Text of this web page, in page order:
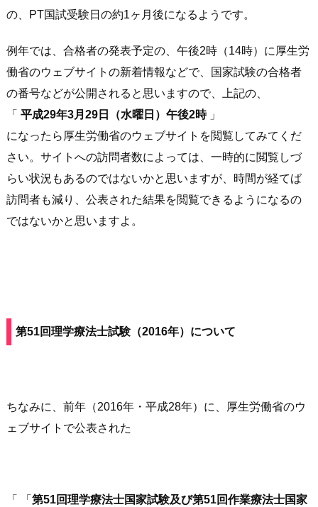
の、PT国試受験日の約1ヶ月後になるようです。
例年では、合格者の発表予定の、午後2時（14時）に厚生労
働省のウェブサイトの新着情報などで、国家試験の合格者
の番号などが公開されると思いますので、上記の、
「 平成29年3月29日（水曜日）午後2時」
になったら厚生労働省のウェブサイトを閲覧してみてくだ
さい。サイトへの訪問者数によっては、一時的に閲覧しづ
らい状況もあるのではないかと思いますが、時間が経てば
訪問者も減り、公表された結果を閲覧できるようになるの
ではないかと思いますよ。
第51回理学療法士試験（2016年）について
ちなみに、前年（2016年・平成28年）に、厚生労働省のウ
ェブサイトで公表された
「
第51回理学療法士国家試験及び第51回作業療法士国家